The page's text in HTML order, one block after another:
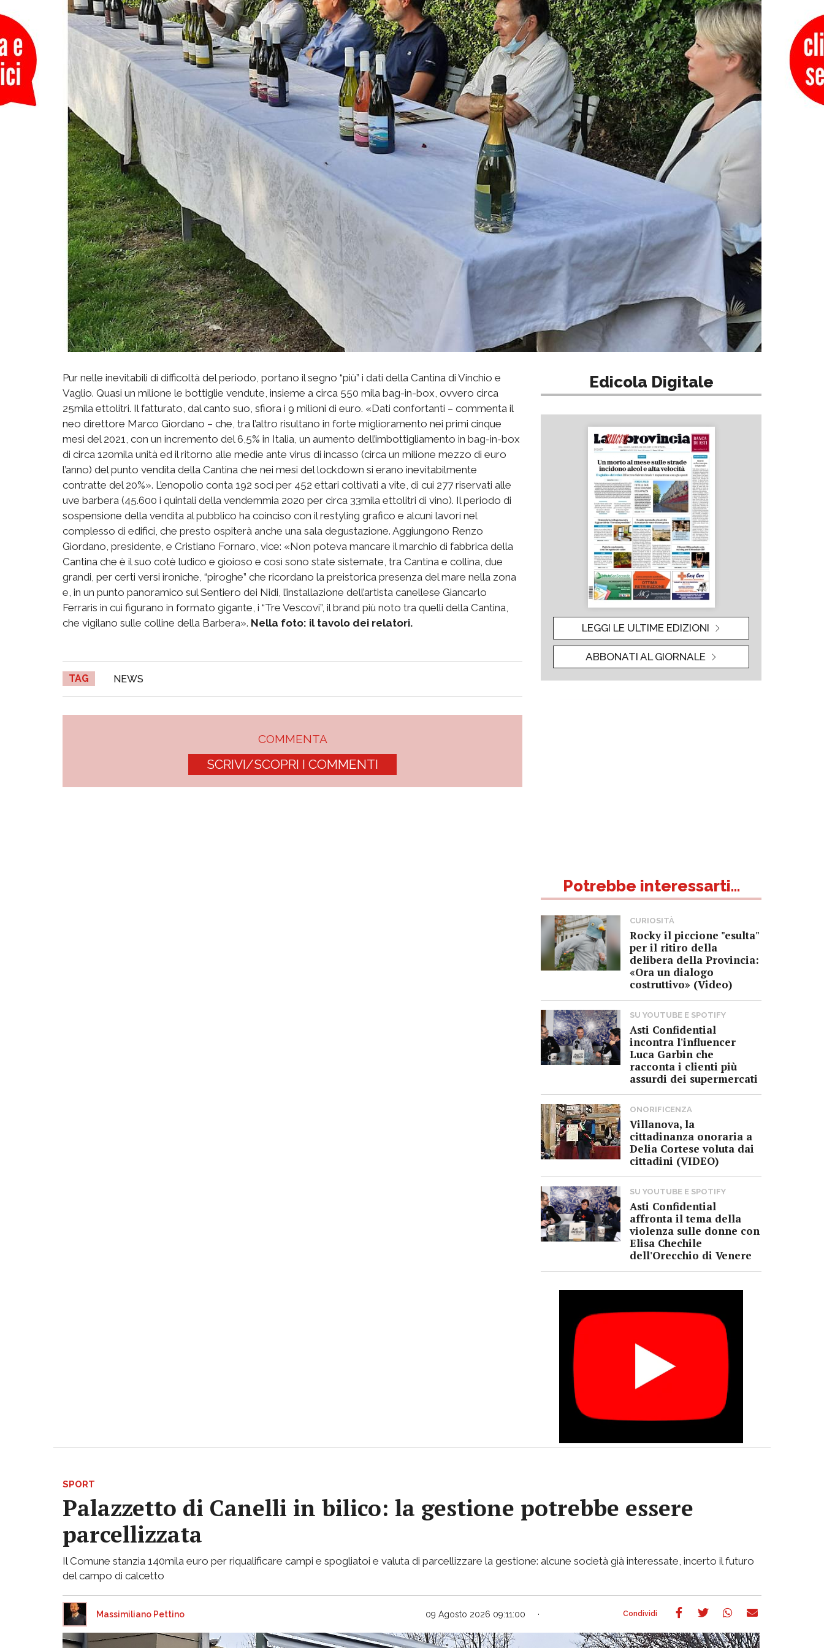
Pur nelle inevitabili di difficoltà del periodo, portano il segno “più” i dati della Cantina di Vinchio e
Vaglio. Quasi un milione le bottiglie vendute, insieme a circa 550 mila bag-in-box, ovvero circa
25mila ettolitri. Il fatturato, dal canto suo, sfiora i 9 milioni di euro. «Dati confortanti – commenta il
neo direttore Marco Giordano – che, tra l’altro risultano in forte miglioramento nei primi cinque
mesi del 2021, con un incremento del 6,5% in Italia, un aumento dell’imbottigliamento in bag-in-box
di circa 120mila unità ed il ritorno alle medie ante virus di incasso (circa un milione mezzo di euro
l’anno) del punto vendita della Cantina che nei mesi del lockdown si erano inevitabilmente
contratte del 20%». L’enopolio conta 192 soci per 452 ettari coltivati a vite, di cui 277 riservati alle
uve barbera (45.600 i quintali della vendemmia 2020 per circa 33mila ettolitri di vino). Il periodo di
sospensione della vendita al pubblico ha coinciso con il restyling grafico e alcuni lavori nel
complesso di edifici, che presto ospiterà anche una sala degustazione. Aggiungono Renzo
Giordano, presidente, e Cristiano Fornaro, vice: «Non poteva mancare il marchio di fabbrica della
Cantina che è il suo cotè ludico e gioioso e così sono state sistemate, tra Cantina e collina, due
grandi, per certi versi ironiche, “piroghe” che ricordano la preistorica presenza del mare nella zona
e, in un punto panoramico sul Sentiero dei Nidi, l’installazione dell’artista canellese Giancarlo
Ferraris in cui figurano in formato gigante, i “Tre Vescovi”, il brand più noto tra quelli della Cantina,
che vigilano sulle colline della Barbera». Nella foto: il tavolo dei relatori.
TAG NEWS
COMMENTA
SCRIVI/SCOPRI I COMMENTI
Edicola Digitale
LEGGI LE ULTIME EDIZIONI
ABBONATI AL GIORNALE
Potrebbe interessarti...
CURIOSITÀ
Rocky il piccione "esulta"
per il ritiro della
delibera della Provincia:
«Ora un dialogo
costruttivo» (Video)
SU YOUTUBE E SPOTIFY
Asti Confidential
incontra l'influencer
Luca Garbin che
racconta i clienti più
assurdi dei supermercati
ONORIFICENZA
Villanova, la
cittadinanza onoraria a
Delia Cortese voluta dai
cittadini (VIDEO)
SU YOUTUBE E SPOTIFY
Asti Confidential
affronta il tema della
violenza sulle donne con
Elisa Chechile
dell'Orecchio di Venere
SPORT
Palazzetto di Canelli in bilico: la gestione potrebbe essere
parcellizzata
Il Comune stanzia 140mila euro per riqualificare campi e spogliatoi e valuta di parcellizzare la gestione: alcune società già interessate, incerto il futuro
del campo di calcetto
Massimiliano Pettino 09 Agosto 2026 09:11:00